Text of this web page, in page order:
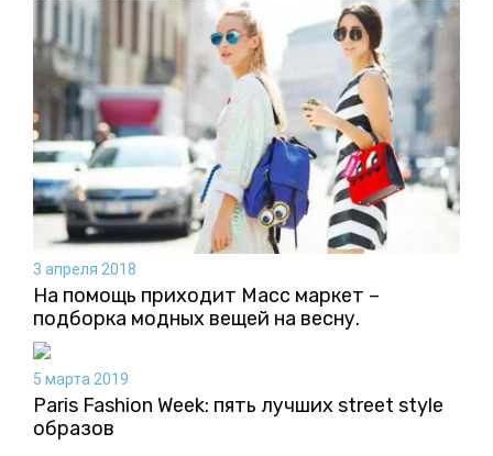
3 апреля 2018
На помощь приходит Масс маркет –
подборка модных вещей на весну.
5 марта 2019
Paris Fashion Week: пять лучших street style
образов